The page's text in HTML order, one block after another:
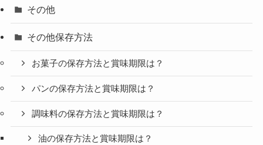
その他
その他保存方法
お菓子の保存方法と賞味期限は？
パンの保存方法と賞味期限は？
調味料の保存方法と賞味期限は？
油の保存方法と賞味期限は？